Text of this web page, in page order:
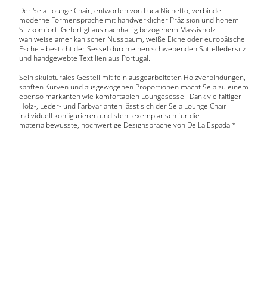
Der Sela Lounge Chair, entworfen von Luca Nichetto, verbindet
moderne Formensprache mit handwerklicher Präzision und hohem
Sitzkomfort. Gefertigt aus nachhaltig bezogenem Massivholz –
wahlweise amerikanischer Nussbaum, weiße Eiche oder europäische
Esche – besticht der Sessel durch einen schwebenden Sattelledersitz
und handgewebte Textilien aus Portugal.
Sein skulpturales Gestell mit fein ausgearbeiteten Holzverbindungen,
sanften Kurven und ausgewogenen Proportionen macht Sela zu einem
ebenso markanten wie komfortablen Loungesessel. Dank vielfältiger
Holz-, Leder- und Farbvarianten lässt sich der Sela Lounge Chair
individuell konfigurieren und steht exemplarisch für die
materialbewusste, hochwertige Designsprache von De La Espada.*